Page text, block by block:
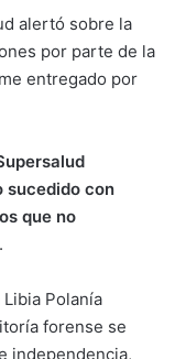
alertó sobre la
por parte de la
entregado por
sucedido con
que no
Polanía
forense se
independencia,